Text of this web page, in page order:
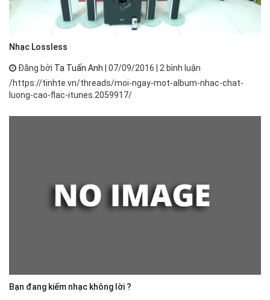
Nhạc Lossless
Đăng bởi Tạ Tuấn Anh | 07/09/2016 | 2 bình luận
/https://tinhte.vn/threads/moi-ngay-mot-album-nhac-chat-
luong-cao-flac-itunes.2059917/
Bạn đang kiếm nhạc không lời ?